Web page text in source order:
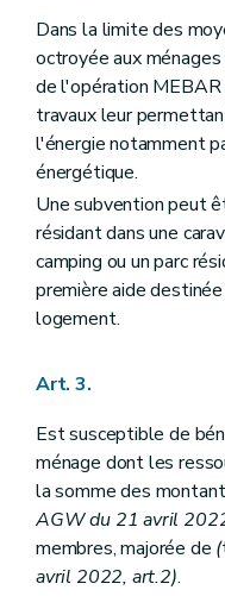
Dans la limite des
octroyée aux
de l'opération
travaux leur
l'énergie notamment
énergétique.
Une subvention peut
résidant dans une
camping ou un parc
première aide
logement.
Art. 3.
Est susceptible de
ménage dont les
la somme des
AGW du 21 avril
membres, majorée de (
avril 2022, art.2).